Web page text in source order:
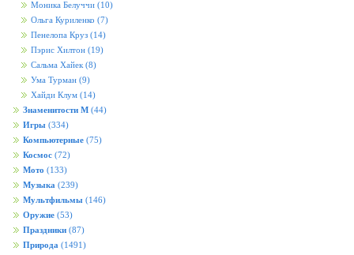
Моника Белуччи (10)
Ольга Куриленко (7)
Пенелопа Круз (14)
Пэрис Хилтон (19)
Сальма Хайек (8)
Ума Турман (9)
Хайди Клум (14)
Знаменитости М (44)
Игры (334)
Компьютерные (75)
Космос (72)
Мото (133)
Музыка (239)
Мультфильмы (146)
Оружие (53)
Праздники (87)
Природа (1491)